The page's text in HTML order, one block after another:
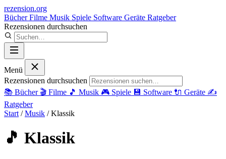
rezension.org
BücherFilme Musik Spiele Software Geräte Ratgeber
Rezensionen durchsuchen
Menü
Rezensionen durchsuchen
📚 Bücher 🎬 Filme 🎵 Musik 🎮 Spiele 💾 Software 🔌 Geräte ✍️
Ratgeber
Start / Musik / Klassik
🎵 Klassik